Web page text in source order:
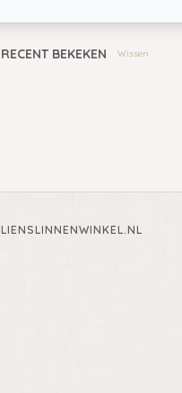
RECENT BEKEKEN Wissen
LIENSLINNENWINKEL.NL